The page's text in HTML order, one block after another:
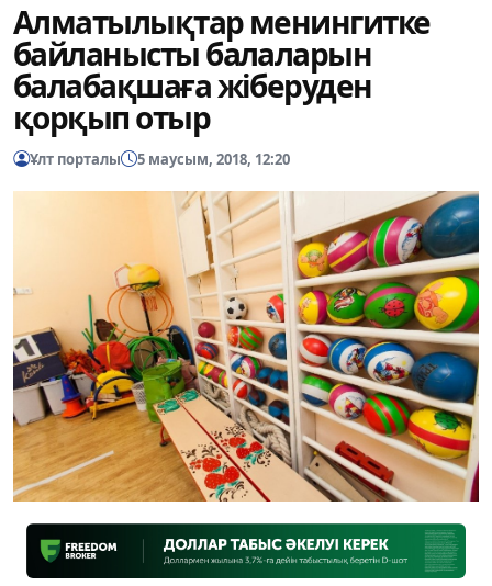
Алматылықтар менингитке
байланысты балаларын
балабақшаға жіберуден
қорқып отыр
Ұлт порталы 5 маусым, 2018, 12:20